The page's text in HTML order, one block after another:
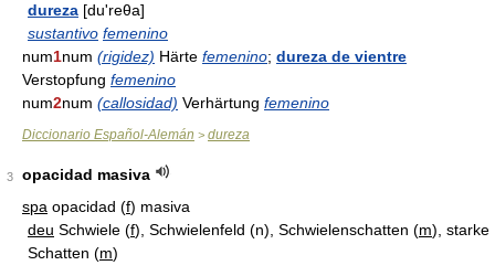
dureza [du'reθa]
sustantivo femenino
num1num (rigidez) Härte femenino; dureza de vientre
Verstopfung femenino
num2num (callosidad) Verhärtung femenino
Diccionario Español-Alemán > dureza
3
opacidad masiva
spa opacidad (f) masiva
deu Schwiele (f), Schwielenfeld (n), Schwielenschatten (m), starke
Schatten (m)